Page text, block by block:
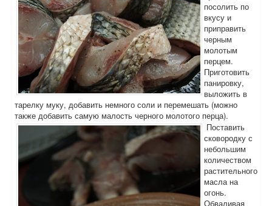
посолить по
вкусу и
приправить
черным
молотым
перцем.
Приготовить
панировку,
выложить в
тарелку муку, добавить немного соли и перемешать (можно
также добавить самую малость черного молотого перца).
Поставить
сковородку с
небольшим
количеством
растительного
масла на
огонь.
Обваливая